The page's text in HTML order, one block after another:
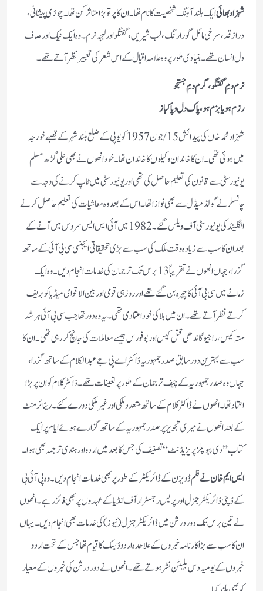
شہزاد بھائیایک بلند آہنگ شخصیت کانام تھا۔ان کا پرتو بڑا متاثر کن تھا۔ چوڑی پیشانی،
دراز قد، سرخی مائل گورا رنگ، لب شیریں، گفتگو اور لہجہ نرم۔وہ ایک نیک اور صاف
دل انسان تھے۔ بنیادی طور پر وہ علامہ اقبال کے اس شعر کی تعبیر نظر آتے تھے۔
نرم دمِ گفتگو، گرم دمِ جستجو
رزم ہو یابزم ہو، پاک دل وپاکباز
شہزاد محمدخاں کی پیدائش 15/جون 1957 کو یوپی کے ضلع بلند شہرکے قصبے خورجہ
میں ہوئی تھی۔ان کا خاندان وکیلوں کا خاندان تھا۔ خود انھوں نے بھی علی گڑھ مسلم
یونیورسٹی سے قانون کی تعلیم حاصل کی تھی اور یونیورسٹی میں ٹاپ کرنے کی وجہ سے
چانسلر نے گولڈ میڈل سے بھی نوازا تھا۔ اس کے بعد وہ معاشیات کی تعلیم حاصل کرنے
انگلینڈ کی یونیورسٹی آف ویلس گئے۔ 1982 میں آئی ایس ایس سروس میں آنے کے
بعدان کا سب سے زیادہ وقت ملک کی سب سے بڑی تحقیقاتی ایجنسی سی بی آئی کے ساتھ
گزرا، جہاں انھوں نے تقریباً 13 برس تک ترجمان کی خدمات انجام دیں۔ وہ ایک
زمانے میں سی بی آئی کا چہرہ بن گئے تھے اور روز ہی قومی اور بین الاقوامی میڈیا کو بریف
کرتے نظر آتے تھے۔ ان میں بلا کی خوداعتمادی تھی۔ یہ وہ دور تھا جب سی بی آئی ہرشد
مہتہ کیس، راجیو گاندھی قتل کیس اور بوفورس جیسے معاملات کی جانچ کررہی تھی۔ ان کا
سب سے بہترین دور سابق صدرجمہوریہ ڈاکٹر اے پی جے عبدالکلام کے ساتھ گزرا،
جہاں وہ صدرجمہوریہ کے چیف ترجمان کے طورپر تعینات تھے۔ ڈاکٹر کلام کو ان پر بڑا
اعتماد تھا۔ انھوں نے ڈاکٹر کلام کے ساتھ متعدد ملکی اور غیر ملکی دورے کئے۔ریٹائرمنٹ
کے بعد انھوں نے میری تجویز پر صدرجمہوریہ کے ساتھ گزارے ہوئے ایام پر ایک
کتاب ”دی پیوپلز پریزیڈنٹ“ تصنیف کی جس کا بعد میں اردو اور ہندی ترجمہ بھی ہوا۔
ایس ایم خان نےفلم ڈویزن کے ڈائریکٹر کے طورپر بھی خدمات انجام دیں۔وہ پی آئی بی
کے ڈپٹی ڈائریکٹر جنرل اور پریس رجسٹرار آف انڈیا کے عہدوں پر بھی فائز رہے۔انھوں
نے تین برس تک دوردرشن میں ڈائریکٹر جنرل (نیوز)کی خدمات بھی انجام دیں۔ یہاں
ان کا سب سے بڑا کارنامہ خبروں کے علاحدہ اردو ڈیسک کا قیام تھا جس کے تحت اردو
خبروں کے یومیہ دس بلیٹن نشر ہوتے تھے۔انھوں نے دوردرشن کی خبروں کے معیار